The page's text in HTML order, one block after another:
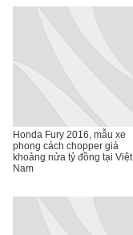
Honda Fury 2016, mẫu xe
phong cách chopper giá
khoảng nửa tỷ đồng tại Việt
Nam